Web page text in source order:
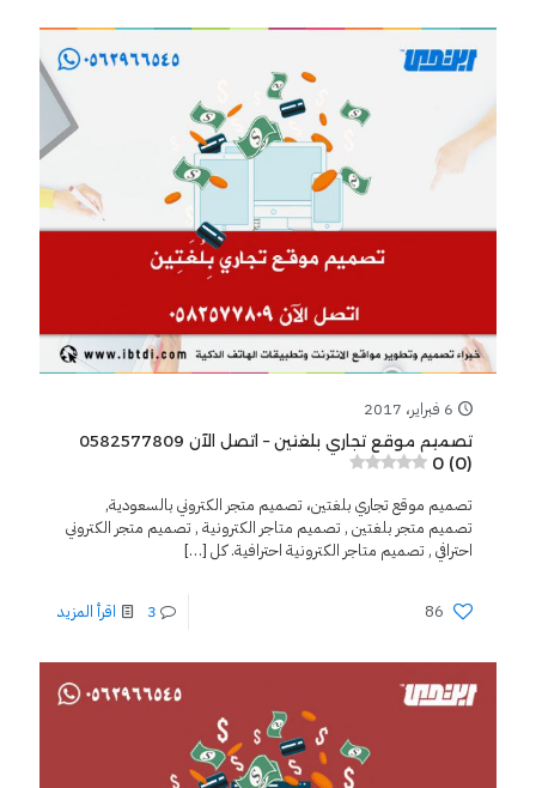
6 فبراير، 2017
تصميم موقع تجاري بلغتين – اتصل الآن 0582577809
0 (0)
تصميم موقع تجاري بلغتين، تصميم متجر الكتروني بالسعودية,
تصميم متجر بلغتين , تصميم متاجر الكترونية , تصميم متجر الكتروني
احترافي , تصميم متاجر الكترونية احترافية. كل […]
86
3 اقرأ المزيد